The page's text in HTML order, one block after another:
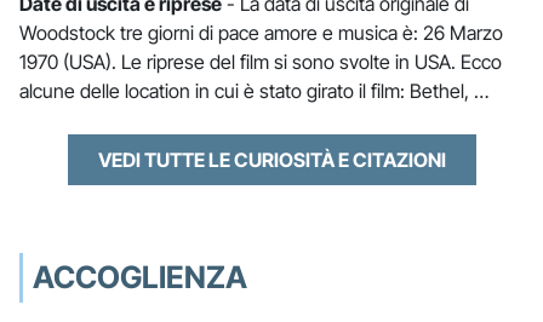
Woodstock tre giorni di pace amore e musica è: 26 Marzo
1970 (USA). Le riprese del film si sono svolte in USA. Ecco
alcune delle location in cui è stato girato il film: Bethel, …
VEDI TUTTE LE CURIOSITÀ E CITAZIONI
ACCOGLIENZA